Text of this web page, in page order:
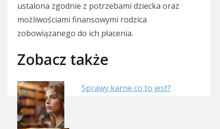
ustalona zgodnie z potrzebami dziecka oraz
możliwościami finansowymi rodzica
zobowiązanego do ich płacenia.
Zobacz także
Sprawy karne co to jest?